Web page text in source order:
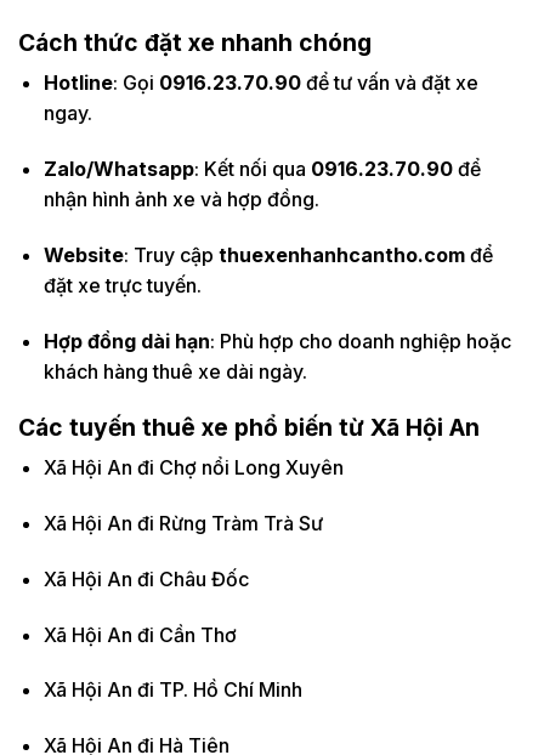
Cách thức đặt xe nhanh chóng
Hotline: Gọi 0916.23.70.90để tư vấn và đặt xe
ngay.
Zalo/Whatsapp: Kết nối qua 0916.23.70.90để
nhận hình ảnh xe và hợp đồng.
Website: Truy cập thuexenhanhcantho.comđể
đặt xe trực tuyến.
Hợp đồng dài hạn: Phù hợp cho doanh nghiệp hoặc
khách hàng thuê xe dài ngày.
Các tuyến thuê xe phổ biến từ Xã Hội An
Xã Hội An đi Chợ nổi Long Xuyên
Xã Hội An đi Rừng Tràm Trà Sư
Xã Hội An đi Châu Đốc
Xã Hội An đi Cần Thơ
Xã Hội An đi TP. Hồ Chí Minh
Xã Hội An đi Hà Tiên